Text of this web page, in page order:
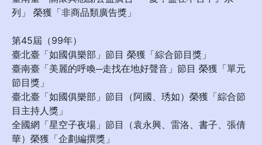
列」 榮獲「非商品類廣告獎」
第45屆（99年）
臺北臺「如國俱樂部」節目 榮獲「綜合節目獎」
臺南臺「美麗的呼喚─走找在地好聲音」節目 榮獲「單元
節目獎」
臺北臺「如國俱樂部」節目（阿國、琇如）榮獲「綜合節
目主持人獎」
全國網「星空子夜場」節目（袁永興、雷洛、書子、張倩
華）榮獲「企劃編撰獎」